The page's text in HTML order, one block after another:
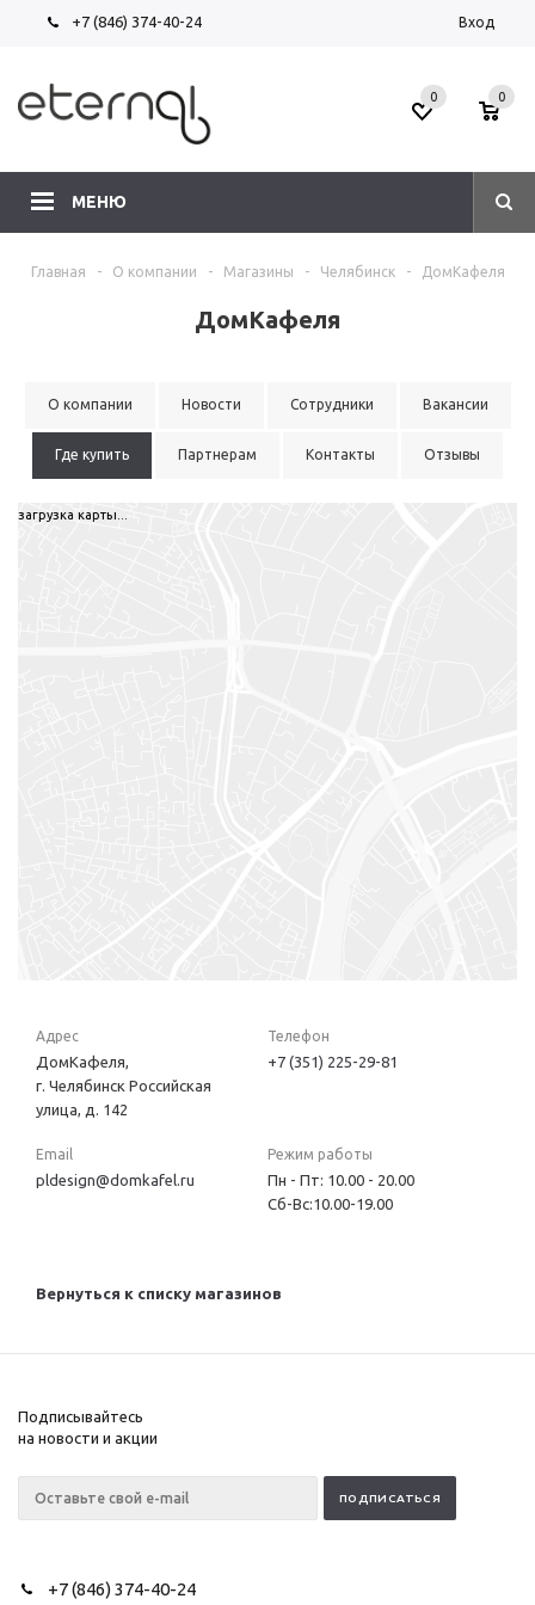
+7 (846) 374-40-24 Вход
МЕНЮ
0 0
Главная - О компании - Магазины - Челябинск - ДомКафеля
ДомКафеля
О компании Новости Сотрудники Вакансии
Где купить Партнерам Контакты Отзывы
загрузка карты...
Адрес
ДомКафеля,
г. Челябинск Российская
улица, д. 142
Телефон
+7 (351) 225-29-81
Email
pldesign@domkafel.ru
Режим работы
Пн - Пт: 10.00 - 20.00
Сб-Вс:10.00-19.00
Вернуться к списку магазинов
Подписывайтесь
на новости и акции
+7 (846) 374-40-24